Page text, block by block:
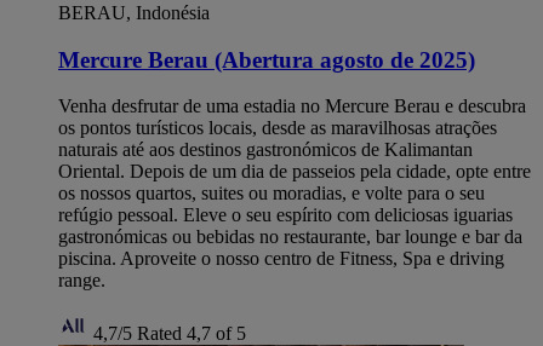
BERAU, Indonésia
Mercure Berau (Abertura agosto de 2025)
Venha desfrutar de uma estadia no Mercure Berau e descubra
os pontos turísticos locais, desde as maravilhosas atrações
naturais até aos destinos gastronómicos de Kalimantan
Oriental. Depois de um dia de passeios pela cidade, opte entre
os nossos quartos, suites ou moradias, e volte para o seu
refúgio pessoal. Eleve o seu espírito com deliciosas iguarias
gastronómicas ou bebidas no restaurante, bar lounge e bar da
piscina. Aproveite o nosso centro de Fitness, Spa e driving
range.
4,7/5 Rated 4,7 of 5